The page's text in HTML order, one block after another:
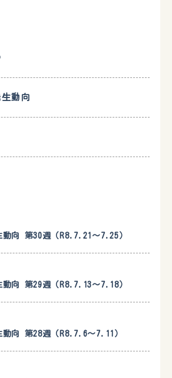
動向
動向 第30週（R8.7.21〜7.25）
動向 第29週（R8.7.13〜7.18）
動向 第28週（R8.7.6〜7.11）